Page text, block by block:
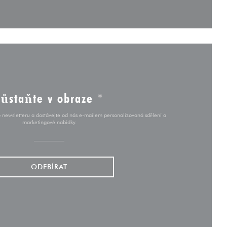
v obraze *
newsletteru a dostávejte od nás e-mailem personalizovaná sdělení a
marketingové nabídky.
ODEBÍRAT